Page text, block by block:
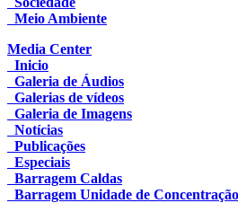
Meio Ambiente
Media Center
Inicio
Galeria de Áudios
Galerias de vídeos
Galeria de Imagens
Notícias
Publicações
Especiais
Barragem Caldas
Barragem Unidade de